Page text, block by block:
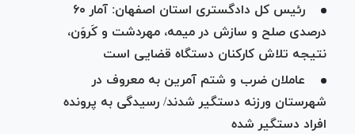
رئیس کل دادگستری استان اصفهان: آمار ۶۰
درصدی صلح و سازش در میمه، مهردشت و کَروَن،
نتیجه تلاش کارکنان دستگاه قضایی است
عاملان ضرب و شتم آمرین به معروف در
شهرستان ورزنه دستگیر شدند/ رسیدگی به پرونده
افراد دستگیر شده